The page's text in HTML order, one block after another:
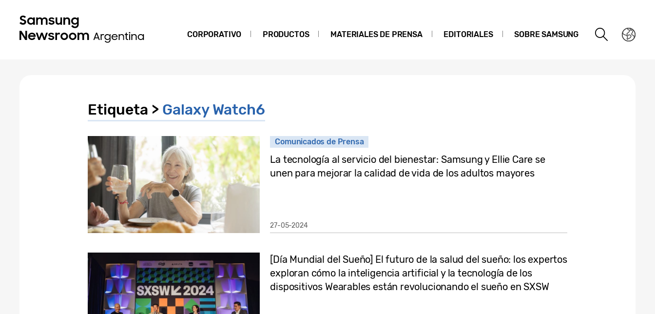
CORPORATIVO PRODUCTOS MATERIALES DE PRENSA EDITORIALES SOBRE SAMSUNG
Etiqueta > Galaxy Watch6
Comunicados de Prensa
La tecnología al servicio del bienestar: Samsung y Ellie Care se
unen para mejorar la calidad de vida de los adultos mayores
27-05-2024
[Día Mundial del Sueño] El futuro de la salud del sueño: los expertos
exploran cómo la inteligencia artificial y la tecnología de los
dispositivos Wearables están revolucionando el sueño en SXSW